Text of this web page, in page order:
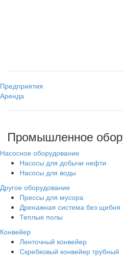
Предприятия
Аренда
Промышленное
Насосное оборудование
Насосы для добычи нефти
Насосы для воды
Другое оборудование
Прессы для мусора
Дренажная система без щебня
Теплые полы
Конвейер
Ленточный конвейер
Скребковый конвейер трубный